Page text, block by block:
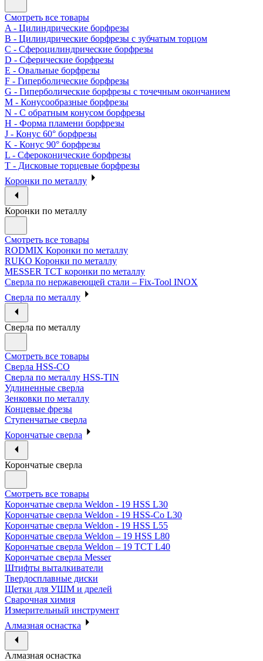
Смотреть все товары
A - Цилиндрические борфрезы
B - Цилиндрические борфрезы с зубчатым торцом
C - Сфероцилиндрические борфрезы
D - Сферические борфрезы
E - Овальные борфрезы
F - Гиперболические борфрезы
G - Гиперболические борфрезы с точечным окончанием
M - Конусообразные борфрезы
N - С обратным конусом борфрезы
H - Форма пламени борфрезы
J - Конус 60° борфрезы
K - Конус 90° борфрезы
L - Сфероконические борфрезы
T - Дисковые торцевые борфрезы
Коронки по металлу
Коронки по металлу
Смотреть все товары
RODMIX Коронки по металлу
RUKO Коронки по металлу
MESSER ТСТ коронки по металлу
Сверла по нержавеющей стали – Fix-Tool INOX
Сверла по металлу
Сверла по металлу
Смотреть все товары
Сверла HSS-CO
Сверла по металлу HSS-TIN
Удлиненные сверла
Зенковки по металлу
Концевые фрезы
Ступенчатые сверла
Корончатые сверла
Корончатые сверла
Смотреть все товары
Корончатые сверла Weldon - 19 HSS L30
Корончатые сверла Weldon - 19 HSS-Co L30
Корончатые сверла Weldon - 19 HSS L55
Корончатые сверла Weldon – 19 HSS L80
Корончатые сверла Weldon – 19 TCT L40
Корончатые сверла Messer
Штифты выталкиватели
Твердосплавные диски
Щетки для УШМ и дрелей
Сварочная химия
Измерительный инструмент
Алмазная оснастка
Алмазная оснастка